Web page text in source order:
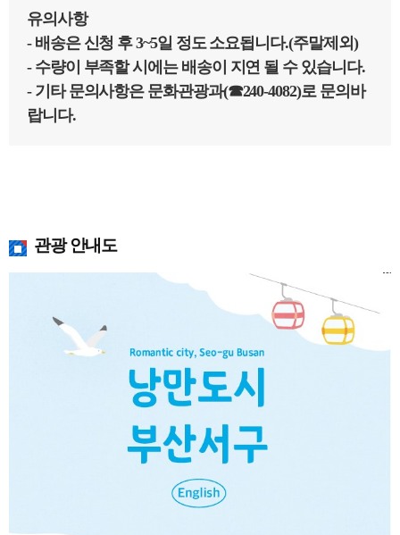
유의사항
- 배송은 신청 후 3~5일 정도 소요됩니다.(주말제외)
- 수량이 부족할 시에는 배송이 지연 될 수 있습니다.
- 기타 문의사항은 문화관광과(☎240-4082)로 문의바
랍니다.
관광 안내도